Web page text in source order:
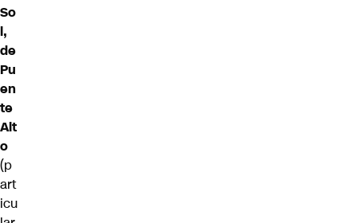
So
l,
de
Pu
en
te
Alt
o
(p
art
icu